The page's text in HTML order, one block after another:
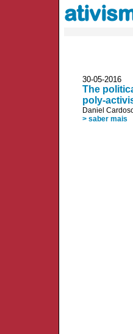
30-05-
The
poly-
Daniel
> saber mais